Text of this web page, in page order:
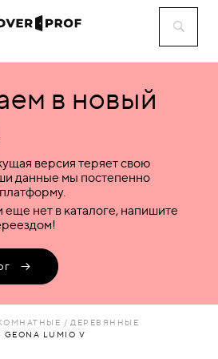
в новый
версия теряет свою
данные мы постепенно
нет в каталоге, напишите
ДЕРЕВЯННЫЕ
LUMIO V